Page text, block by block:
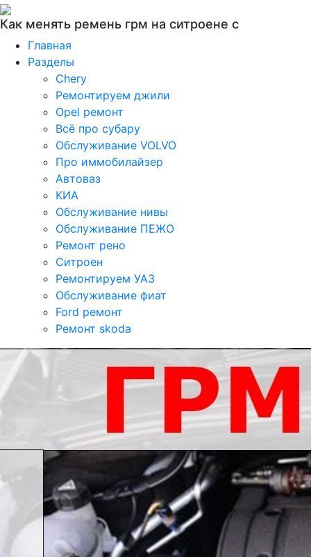
Как менять ремень грм на ситроене с
Главная
Разделы
Chery
Ремонтируем джили
Opel ремонт
Всё про субару
Обслуживание VOLVO
Про иммобилайзер
Автоваз
КИА
Обслуживание нивы
Обслуживание ПЕЖО
Ремонт рено
Ситроен
Ремонтируем УАЗ
Обслуживание фиат
Ford ремонт
Ремонт skoda